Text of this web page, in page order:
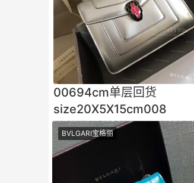
00694cm单层回货
size20X5X15cm008
BVLGARI宝格丽